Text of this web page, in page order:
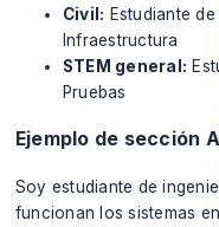
Civil: Estudiante
Infraestructura
STEM general:
Pruebas
Ejemplo de sección
Soy estudiante de
funcionan los sistemas